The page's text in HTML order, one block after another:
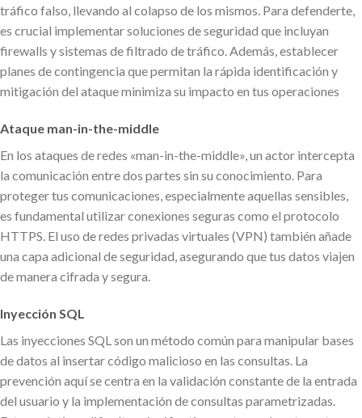
tráfico falso, llevando al colapso de los mismos. Para defenderte,
es crucial implementar soluciones de seguridad que incluyan
firewalls y sistemas de filtrado de tráfico. Además, establecer
planes de contingencia que permitan la rápida identificación y
mitigación del ataque minimiza su impacto en tus operaciones
Ataque man-in-the-middle
En los ataques de redes «man-in-the-middle», un actor intercepta
la comunicación entre dos partes sin su conocimiento. Para
proteger tus comunicaciones, especialmente aquellas sensibles,
es fundamental utilizar conexiones seguras como el protocolo
HTTPS. El uso de redes privadas virtuales (VPN) también añade
una capa adicional de seguridad, asegurando que tus datos viajen
de manera cifrada y segura.
Inyección SQL
Las inyecciones SQL son un método común para manipular bases
de datos al insertar código malicioso en las consultas. La
prevención aquí se centra en la validación constante de la entrada
del usuario y la implementación de consultas parametrizadas.